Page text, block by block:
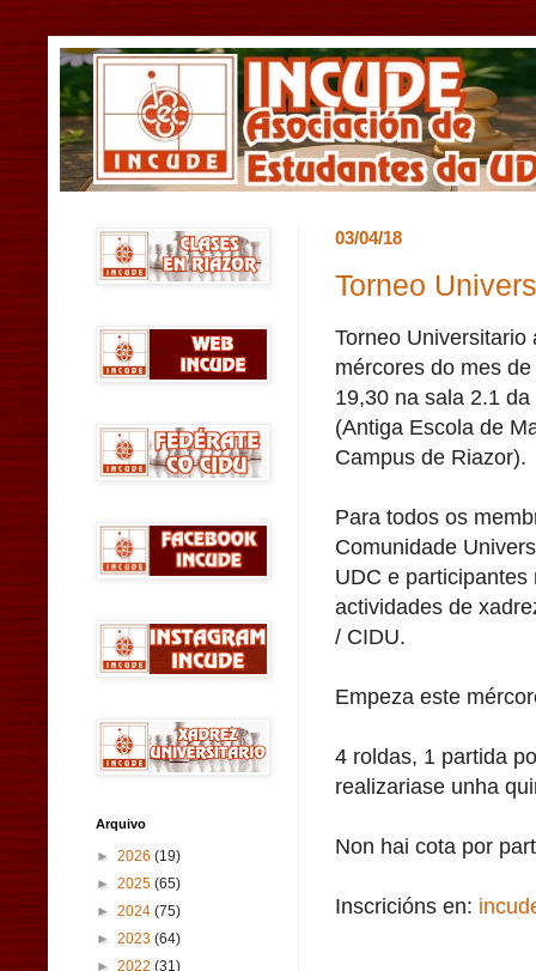
03/04/18
Torneo
Torneo Universitario
mércores do mes
19,30 na sala 2.1
(Antiga Escola de
Campus de Riazor).
Para todos os
Comunidade
UDC e participantes
actividades de
/ CIDU.
Empeza este
4 roldas, 1 partida
realizariase unha
Non hai cota por
Inscricións en:
Arquivo
► 2026 (19)
► 2025 (65)
► 2024 (75)
► 2023 (64)
► 2022 (31)